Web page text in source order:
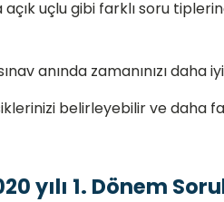
uçlu gibi farklı soru
anında zamanınızı daha
belirleyebilir ve daha
yılı 1. Dönem